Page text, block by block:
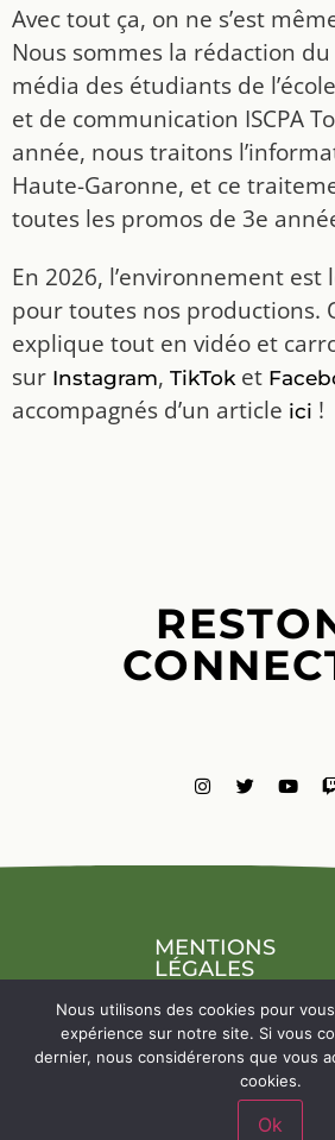
Avec tout ça, on ne s’est
Nous sommes la rédaction
média des étudiants de
et de communication ISCPA
année, nous traitons
Haute-Garonne, et ce
toutes les promos de 3e
En 2026, l’environnement est
pour toutes nos productions.
explique tout en vidéo et
sur Instagram, TikToket
accompagnés d’un article ici !
MENTIONS
LÉGALES
Nous utilisons des cookies pour
expérience sur notre site. Si vous
dernier, nous considérerons que vous
cookies.
Ok